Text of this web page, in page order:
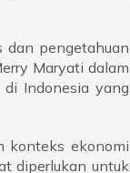
dan pengetahuan
Maryati dalam
Indonesia yang
konteks ekonomi
diperlukan untuk